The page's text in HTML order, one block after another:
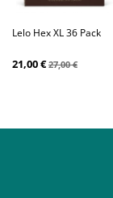
Lelo Hex XL 36 Pack
21,00 €27,00 €